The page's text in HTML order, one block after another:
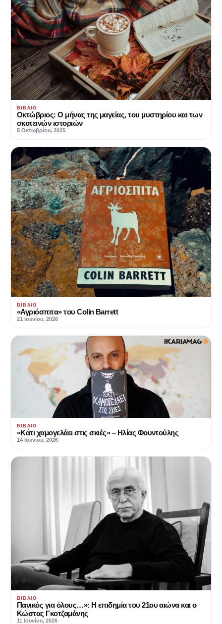
ΒΙΒΛΊΟ
Οκτώβριος: Ο μήνας της μαγείας, του μυστηρίου και των
σκοτεινών ιστοριών
5 Οκτωβρίου, 2025
ΒΙΒΛΊΟ
«Αγριόσπιτα» του Colin Barrett
21 Ιουνίου, 2026
ΒΙΒΛΊΟ
«Κάτι χαμογελάει στις σκιές» – Ηλίας Φουντούλης
14 Ιουνίου, 2026
ΒΙΒΛΊΟ
Πανικός για όλους…»: Η επιδημία του 21ου αιώνα και ο
Κώστας Γκοτζαμάνης
11 Ιουνίου, 2026